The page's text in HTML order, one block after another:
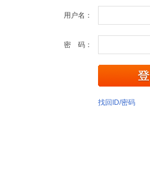
用户名：
密 码：
找回ID/密码